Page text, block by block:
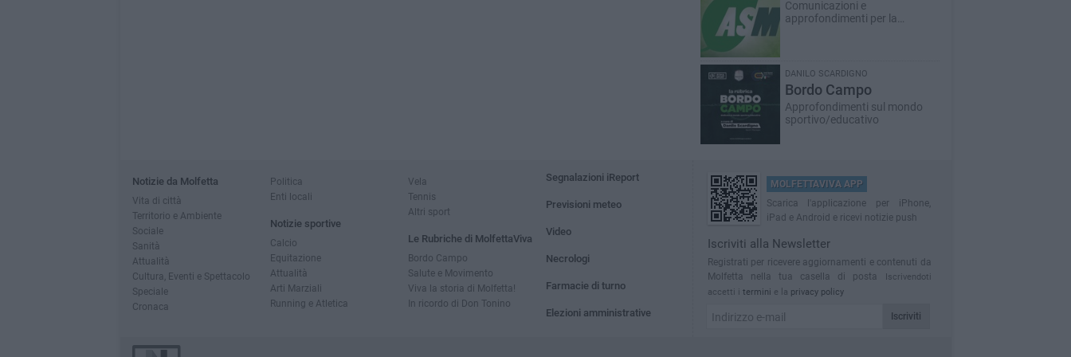
Comunicazioni e
approfondimenti per la
DANILO SCARDIGNO
Bordo Campo
Approfondimenti sul mondo
sportivo/educativo
Notizie da Molfetta
Vita di città
Territorio e Ambiente
Sociale
Sanità
Attualità
Cultura, Eventi e Spettacolo
Speciale
Cronaca
Politica
Enti locali
Notizie sportive
Calcio
Equitazione
Attualità
Arti Marziali
Running e Atletica
Vela
Tennis
Altri sport
Le Rubriche di MolfettaViva
Bordo Campo
Salute e Movimento
Viva la storia di Molfetta!
In ricordo di Don Tonino
Segnalazioni iReport
Previsioni meteo
Video
Necrologi
Farmacie di turno
Elezioni amministrative
MOLFETTAVIVA APP
Scarica l'applicazione per iPhone,
iPad e Android e ricevi notizie push
Iscriviti alla Newsletter
Registrati per ricevere aggiornamenti e contenuti da
Molfetta nella tua casella di posta
Iscrivendoti
accetti i termini e la privacy policy
Iscriviti